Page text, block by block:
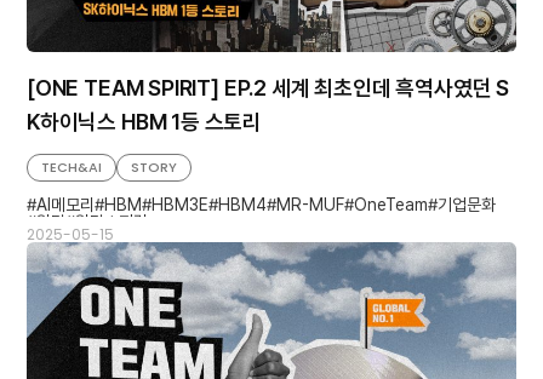
[ONE TEAM SPIRIT] EP.2 세계 최초인데 흑역사였던 S
K하이닉스 HBM 1등 스토리
2025-05-15
TECH&AI
STORY
AI메모리
HBM HBM3E HBM4 MR-MUF OneTeam 기업문화
원팀
원팀스피릿